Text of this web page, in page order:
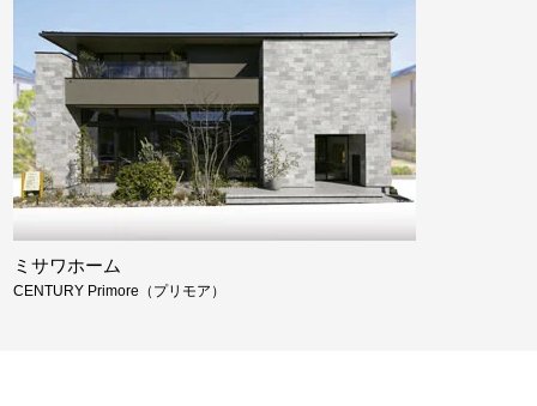
ミサワホーム
CENTURY Primore（プリモア）